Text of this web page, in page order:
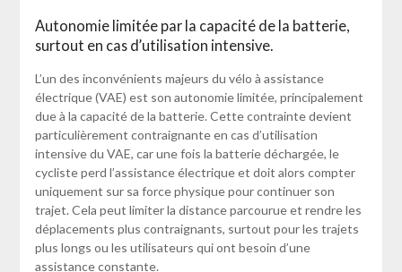
Autonomie limitée par la capacité de la batterie,
surtout en cas d’utilisation intensive.
L’un des inconvénients majeurs du vélo à assistance
électrique (VAE) est son autonomie limitée, principalement
due à la capacité de la batterie. Cette contrainte devient
particulièrement contraignante en cas d’utilisation
intensive du VAE, car une fois la batterie déchargée, le
cycliste perd l’assistance électrique et doit alors compter
uniquement sur sa force physique pour continuer son
trajet. Cela peut limiter la distance parcourue et rendre les
déplacements plus contraignants, surtout pour les trajets
plus longs ou les utilisateurs qui ont besoin d’une
assistance constante.